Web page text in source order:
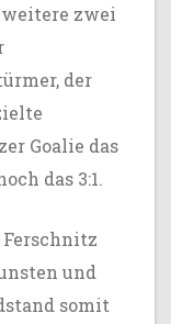
zwei
der
Goalie das
das 3:1.
und
somit